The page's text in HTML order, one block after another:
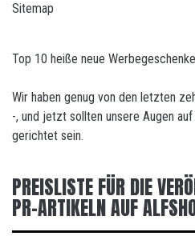
Sitemap
Top 10 heiße neue
Wir haben genug von den letzten
-, und jetzt sollten unsere Augen
gerichtet sein.
PREISLISTE FÜR DIE
PR-ARTIKELN AUF